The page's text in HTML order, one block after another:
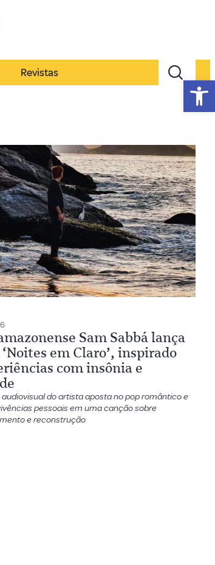
Revistas
Sam Sabbá lança
em Claro’, inspirado
com insônia e
do artista aposta no pop romântico e
pessoais em uma canção sobre
e reconstrução